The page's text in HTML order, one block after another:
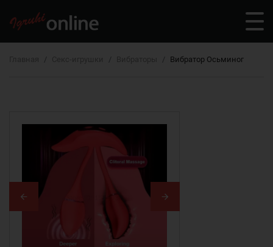
Вибратор Осьминог